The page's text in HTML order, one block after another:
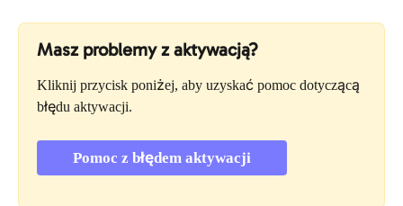
Masz problemy z aktywacją?
Kliknij przycisk poniżej, aby uzyskać pomoc dotyczącą
błędu aktywacji.
Pomoc z błędem aktywacji